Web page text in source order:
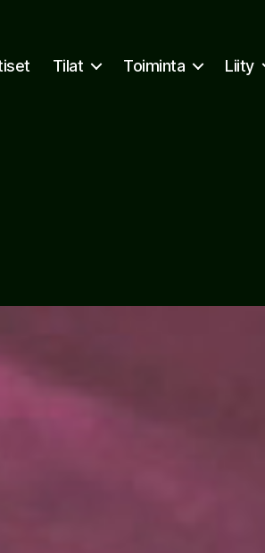
Tilat Toiminta Liity